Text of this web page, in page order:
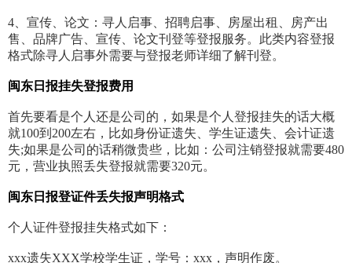
4、宣传、论文：寻人启事、招聘启事、房屋出租、房产出
售、品牌广告、宣传、论文刊登等登报服务。此类内容登报
格式除寻人启事外需要与登报老师详细了解刊登。
闽东日报挂失登报费用
首先要看是个人还是公司的，如果是个人登报挂失的话大概
就100到200左右，比如身份证遗失、学生证遗失、会计证遗
失;如果是公司的话稍微贵些，比如：公司注销登报就需要480
元，营业执照丢失登报就需要320元。
闽东日报登证件丢失报声明格式
个人证件登报挂失格式如下：
xxx遗失XXX学校学生证，学号：xxx，声明作废。